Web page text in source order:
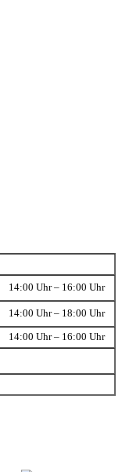
14:00 Uhr – 16:00 Uhr
14:00 Uhr – 18:00 Uhr
14:00 Uhr – 16:00 Uhr